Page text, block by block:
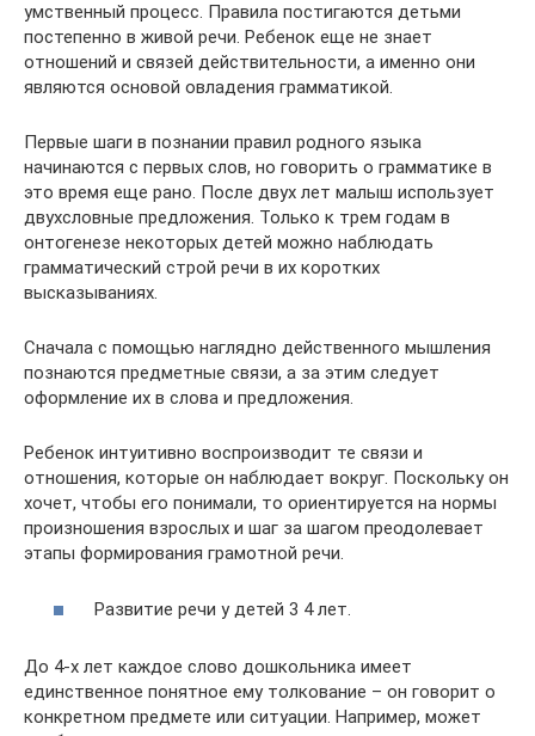
умственный процесс. Правила постигаются детьми
постепенно в живой речи. Ребенок еще не знает
отношений и связей действительности, а именно они
являются основой овладения грамматикой.
Первые шаги в познании правил родного языка
начинаются с первых слов, но говорить о грамматике в
это время еще рано. После двух лет малыш использует
двухсловные предложения. Только к трем годам в
онтогенезе некоторых детей можно наблюдать
грамматический строй речи в их коротких
высказываниях.
Сначала с помощью наглядно действенного мышления
познаются предметные связи, а за этим следует
оформление их в слова и предложения.
Ребенок интуитивно воспроизводит те связи и
отношения, которые он наблюдает вокруг. Поскольку он
хочет, чтобы его понимали, то ориентируется на нормы
произношения взрослых и шаг за шагом преодолевает
этапы формирования грамотной речи.
Развитие речи у детей 3 4 лет.
До 4-х лет каждое слово дошкольника имеет
единственное понятное ему толкование – он говорит о
конкретном предмете или ситуации. Например, может